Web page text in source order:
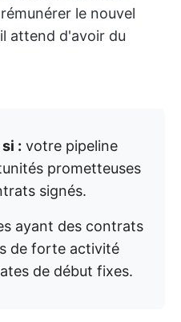
le nouvel
attend d'avoir du
: votre pipeline
prometteuses
signés.
ayant des contrats
de forte activité
de début fixes.